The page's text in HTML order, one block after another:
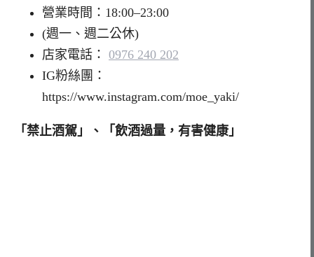
營業時間：18:00–23:00
(週一、週二公休)
店家電話： 0976 240 202
IG粉絲團：
https://www.instagram.com/moe_yaki/
「禁止酒駕」、「飲酒過量，有害健康」